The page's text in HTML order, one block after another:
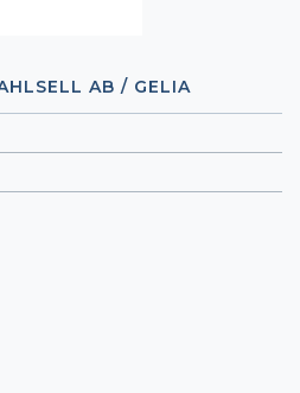
AB / GELIA